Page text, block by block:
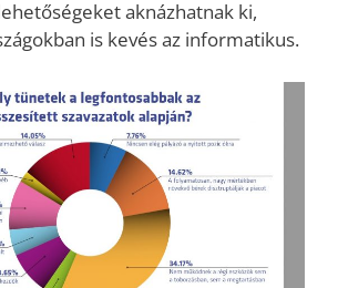
aknázhatnak ki,
is kevés az informatikus.